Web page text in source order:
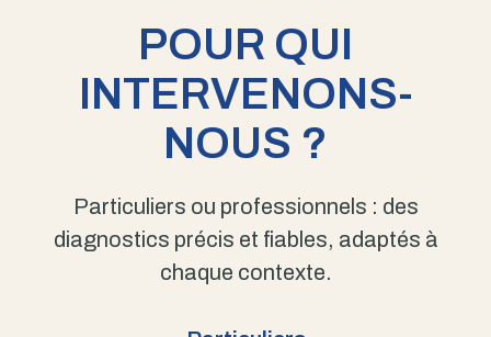
POUR QUI
INTERVENONS-
NOUS ?
Particuliers ou professionnels : des
diagnostics précis et fiables, adaptés à
chaque contexte.